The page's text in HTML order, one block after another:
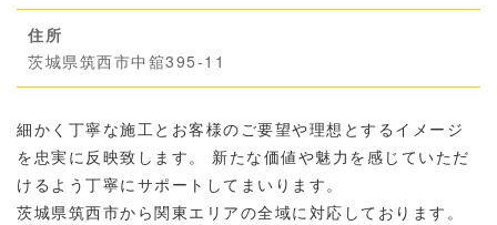
住所
茨城県筑西市中舘395-11
細かく丁寧な施工とお客様のご要望や理想とするイメージ
を忠実に反映致します。 新たな価値や魅力を感じていただ
けるよう丁寧にサポートしてまいります。
茨城県筑西市から関東エリアの全域に対応しております。